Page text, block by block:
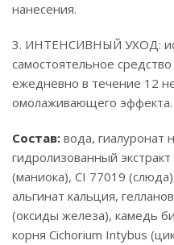
нанесения.
3. ИНТЕНСИВНЫЙ УХОД:
самостоятельное
ежедневно в течение 12
омолаживающего эффекта.
Состав: вода, гиалуронат
гидролизованный
(маниока), CI 77019
альгинат кальция,
(оксиды железа), камедь
корня Cichorium Intybus